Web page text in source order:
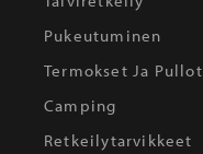
Pukeutuminen
Termokset Ja Pullot
Camping
Retkeilytarvikkeet